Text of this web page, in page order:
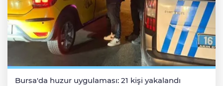
Bursa'da huzur uygulaması: 21 kişi yakalandı